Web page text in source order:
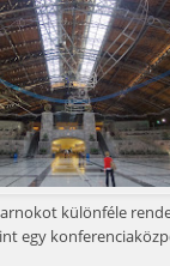
különféle
egy